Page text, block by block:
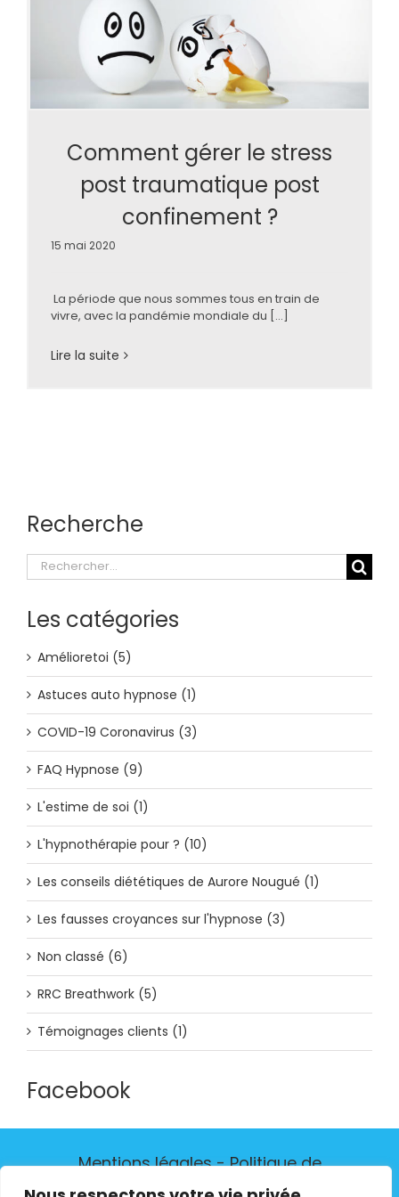
Comment gérer le stress
post traumatique post
confinement ?
15 mai 2020
La période que nous sommes tous en train de
vivre, avec la pandémie mondiale du [...]
Lire la suite
Recherche
Rechercher:
Les catégories
Amélioretoi (5)
Astuces auto hypnose (1)
COVID-19 Coronavirus (3)
FAQ Hypnose (9)
L'estime de soi (1)
L'hypnothérapie pour ? (10)
Les conseils diététiques de Aurore Nougué (1)
Les fausses croyances sur l'hypnose (3)
Non classé (6)
RRC Breathwork (5)
Témoignages clients (1)
Facebook
Mentions légales-Politique de
confidentialité-Contactez-moi